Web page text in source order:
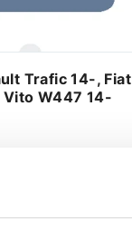
Trafic 14-, Fiat
W447 14-